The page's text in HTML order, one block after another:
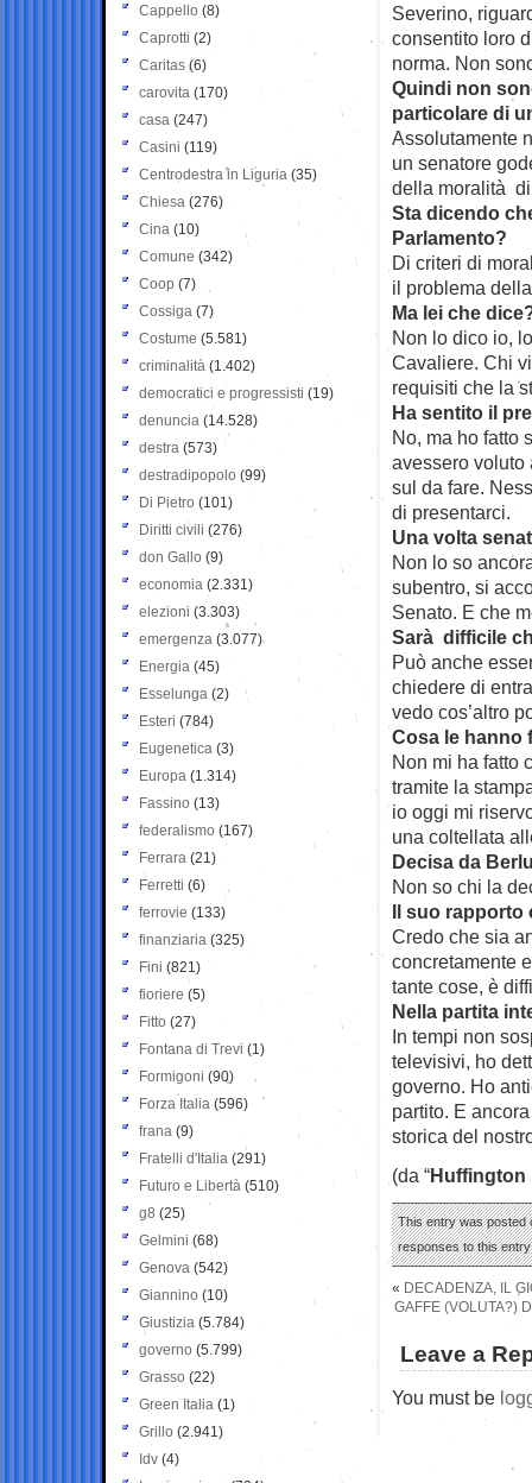
Severino,
consentito loro
norma. Non
Quindi non
particolare di
Assolutamente
un senatore
della moralità
Sta dicendo
Parlamento?
Di criteri di
il problema
Ma lei che
Non lo dico io,
Cavaliere. Chi
requisiti che la
Ha sentito il
No, ma ho fatto
avessero voluto
sul da fare.
di presentarci.
Una volta
Non lo so
subentro, si
Senato. E che
Sarà difficile
Può anche
chiedere di
vedo cos’altro
Cosa le hanno
Non mi ha fatto
tramite la
io oggi mi
una coltellata
Decisa da
Non so chi la
Il suo rapporto
Credo che sia
concretamente
tante cose, è
Nella partita
In tempi non
televisivi, ho
governo. Ho
partito. E
storica del
(da “Huffington
This entry was posted
responses to this
« DECADENZA, IL
GAFFE (VOLUTA?)
Leave a
You must be
Cappello (8)
Caprotti (2)
Caritas (6)
carovita (170)
casa (247)
Casini (119)
Centrodestra in Liguria (35)
Chiesa (276)
Cina (10)
Comune (342)
Coop (7)
Cossiga (7)
Costume (5.581)
criminalità (1.402)
democratici e progressisti (19)
denuncia (14.528)
destra (573)
destradipopolo (99)
Di Pietro (101)
Diritti civili (276)
don Gallo (9)
economia (2.331)
elezioni (3.303)
emergenza (3.077)
Energia (45)
Esselunga (2)
Esteri (784)
Eugenetica (3)
Europa (1.314)
Fassino (13)
federalismo (167)
Ferrara (21)
Ferretti (6)
ferrovie (133)
finanziaria (325)
Fini (821)
fioriere (5)
Fitto (27)
Fontana di Trevi (1)
Formigoni (90)
Forza Italia (596)
frana (9)
Fratelli d'Italia (291)
Futuro e Libertà (510)
g8 (25)
Gelmini (68)
Genova (542)
Giannino (10)
Giustizia (5.784)
governo (5.799)
Grasso (22)
Green Italia (1)
Grillo (2.941)
Idv (4)